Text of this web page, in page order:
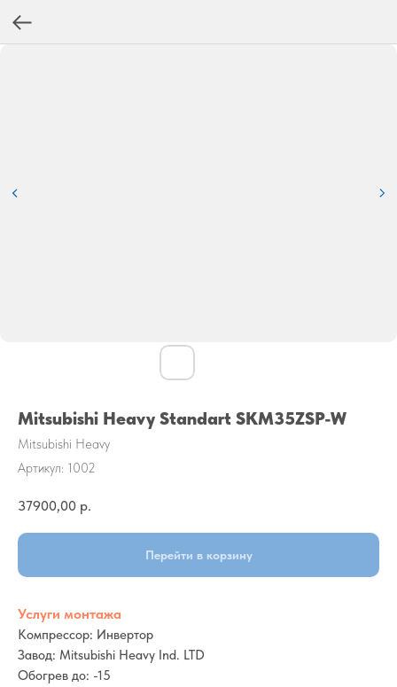
Mitsubishi Heavy Standart SKM35ZSP-W
Mitsubishi Heavy
Артикул: 1002
37900,00 р.
Перейти в корзину
Услуги монтажа
Компрессор: Инвертор
Завод: Mitsubishi Heavy Ind. LTD
Обогрев до: -15